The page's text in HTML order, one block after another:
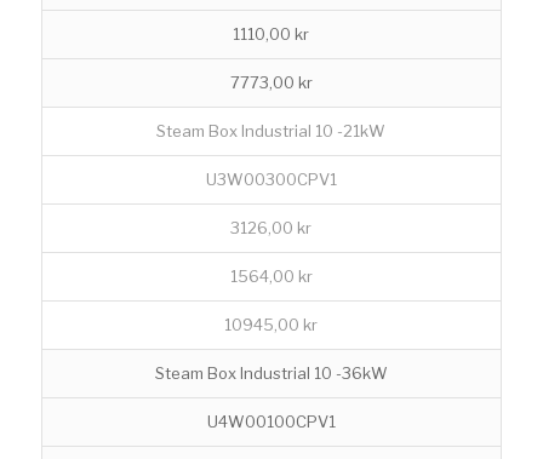
1110,00 kr
7773,00 kr
Steam Box Industrial 10 -21kW
U3W00300CPV1
3126,00 kr
1564,00 kr
10945,00 kr
Steam Box Industrial 10 -36kW
U4W00100CPV1